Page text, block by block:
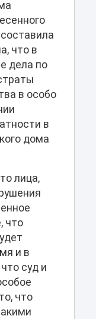
что в
дела по
в особо
в
дома
лица,
что
и в
суд и
что